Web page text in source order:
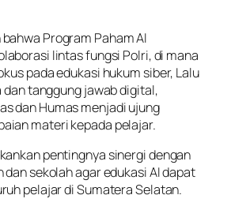
Program Paham AI
lintas fungsi Polri, di mana
pada edukasi hukum siber, Lalu
dan tanggung jawab digital,
dan Humas menjadi ujung
materi kepada pelajar.
pentingnya sinergi dengan
dan sekolah agar edukasi AI dapat
pelajar di Sumatera Selatan.